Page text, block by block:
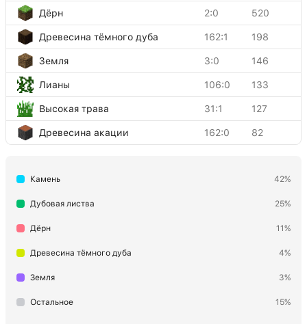
Дёрн 2:0 520
Древесина тёмного дуба 162:1 198
Земля 3:0 146
Лианы 106:0 133
Высокая трава 31:1 127
Древесина акации 162:0 82
Факел
Булыжник
Ступени из каменного кирпича
Зелёный ковёр
Книжный шкаф
Светло-серая окрашенная
Камень 42%
Дубовая листва 25%
Дёрн 11%
Древесина тёмного дуба 4%
Земля 3%
Остальное 15%